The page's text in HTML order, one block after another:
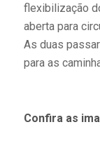
flexibilização
aberta para
As duas
para as
Confira as